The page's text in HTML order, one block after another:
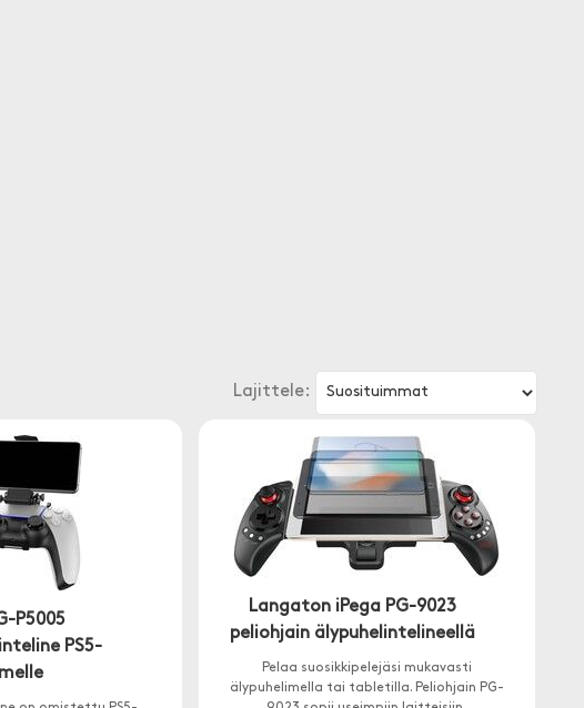
Lajittele:
P5005
PS5-
Langaton iPega PG-9023
peliohjain älypuhelintelineellä
Pelaa suosikkipelejäsi mukavasti
älypuhelimella tai tabletilla. Peliohjain PG-